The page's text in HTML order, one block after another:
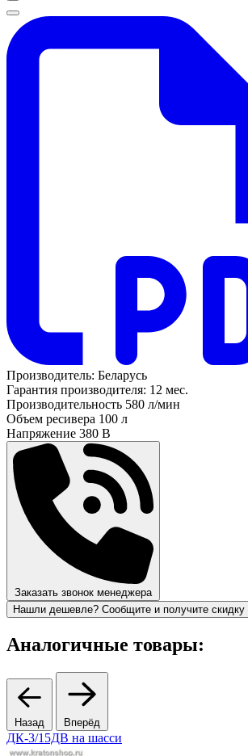
Производитель: Беларусь
Гарантия производителя: 12 мес.
Производительность 580 л/мин
Объем ресивера 100 л
Напряжение 380 В
Заказать звонок менеджера
Нашли дешевле? Сообщите и получите скидку
Аналогичные товары:
Назад Вперёд
ДК-3/15ДВ на шасси